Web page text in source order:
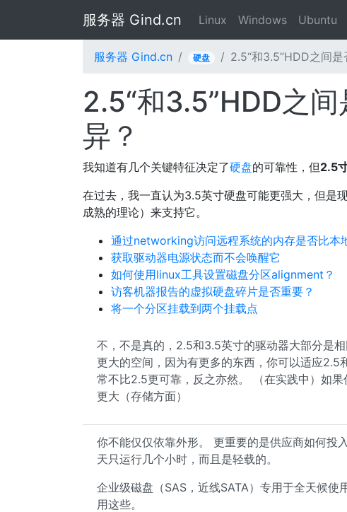
服务器 Gind.cn Linux Windows Ubuntu
服务器 Gind.cn 硬盘 2.5“和3.5”HDD之间
2.5“和3.5”HDD之
异？
我知道有几个关键特征决定了硬盘的可靠性，但2.5
在过去，我一直认为3.5英寸硬盘可能更强大，但是
成熟的理论）来支持它。
通过networking访问远程系统的内存是否比本
获取驱动器电源状态而不会唤醒它
如何使用linux工具设置磁盘分区alignment？
访客机器报告的虚拟硬盘碎片是否重要？
将一个分区挂载到两个挂载点
不，不是真的，2.5和3.5英寸的驱动器大部分是
更大的空间，因为有更多的东西，你可以适应
常不比2.5更可靠，反之亦然。 （在实践中）如
更大（存储方面）
你不能仅仅依靠外形。 更重要的是供应商如何投
天只运行几个小时，而且是轻载的。
企业级磁盘（SAS，近线SATA）专用于全天候
用这些。